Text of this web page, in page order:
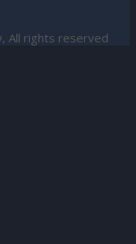
All rights reserved